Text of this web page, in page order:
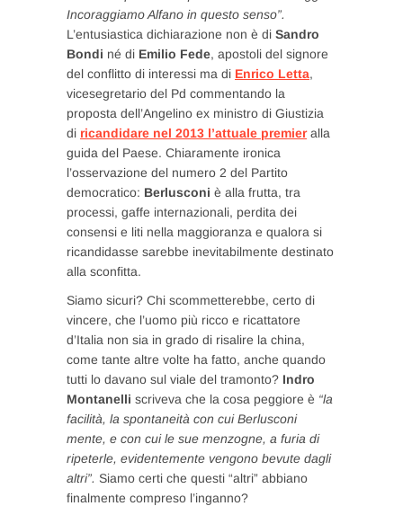
Incoraggiamo Alfano in questo senso”.
L’entusiastica dichiarazione non è di Sandro
Bondi né di Emilio Fede, apostoli del signore
del conflitto di interessi ma di Enrico Letta,
vicesegretario del Pd commentando la
proposta dell’Angelino ex ministro di Giustizia
di ricandidare nel 2013 l’attuale premieralla
guida del Paese. Chiaramente ironica
l’osservazione del numero 2 del Partito
democratico: Berlusconi è alla frutta, tra
processi, gaffe internazionali, perdita dei
consensi e liti nella maggioranza e qualora si
ricandidasse sarebbe inevitabilmente destinato
alla sconfitta.
Siamo sicuri? Chi scommetterebbe, certo di
vincere, che l’uomo più ricco e ricattatore
d’Italia non sia in grado di risalire la china,
come tante altre volte ha fatto, anche quando
tutti lo davano sul viale del tramonto? Indro
Montanelli scriveva che la cosa peggiore è “la
facilità, la spontaneità con cui Berlusconi
mente, e con cui le sue menzogne, a furia di
ripeterle, evidentemente vengono bevute dagli
altri”. Siamo certi che questi “altri” abbiano
finalmente compreso l’inganno?